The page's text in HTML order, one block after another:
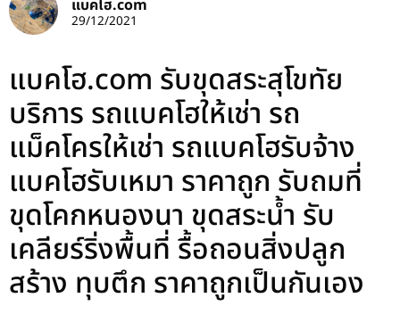
แบคโฮ.com
29/12/2021
แบคโฮ.com รับขุดสระสุโขทัย
บริการ รถแบคโฮให้เช่า รถ
แม็คโครให้เช่า รถแบคโฮรับจ้าง
แบคโฮรับเหมา ราคาถูก รับถมที่
ขุดโคกหนองนา ขุดสระน้ำ รับ
เคลียร์ริ่งพื้นที่ รื้อถอนสิ่งปลูก
สร้าง ทุบตึก ราคาถูกเป็นกันเอง